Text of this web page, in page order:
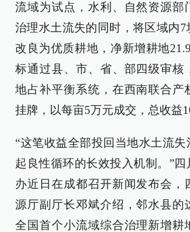
流域为试点，水利、自然资源部
治理水土流失的同时，将区域内7
改良为优质耕地，净新增耕地
标通过县、市、省、部四级审核
地占补平衡系统，在西南联合产
挂牌，以每亩5万元成交，总收益
“这笔收益全部投回当地水土流失
起良性循环的长效投入机制。”四
办近日在成都召开新闻发布会，
源厅副厅长邓斌介绍，邻水县的
全国首个小流域综合治理新增耕